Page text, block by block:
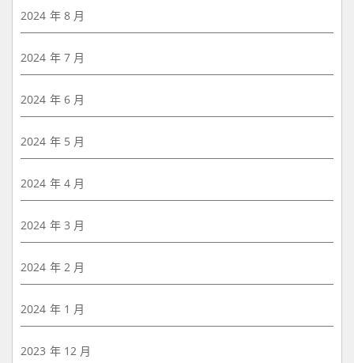
2024 年 8 月
2024 年 7 月
2024 年 6 月
2024 年 5 月
2024 年 4 月
2024 年 3 月
2024 年 2 月
2024 年 1 月
2023 年 12 月